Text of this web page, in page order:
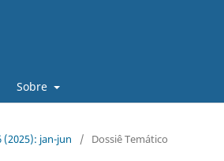
Sobre
(2025): jan-jun / Dossiê Temático